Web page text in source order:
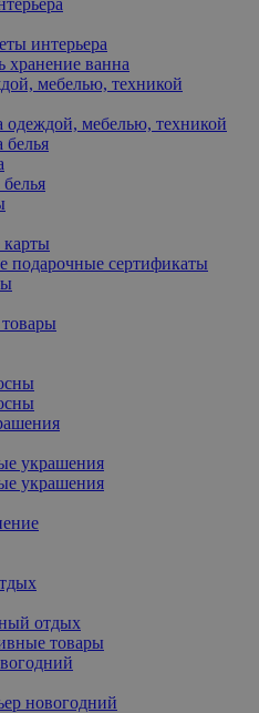
интерьера
хранение ванна
мебелью, техникой
одеждой, мебелью, техникой
белья
подарочные сертификаты
украшения
украшения
отдых
товары
новогодний